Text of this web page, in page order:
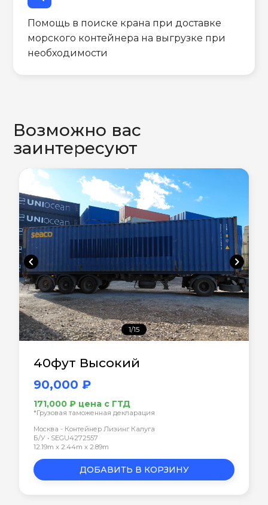
Помощь в поиске крана при доставке
морского контейнера на выгрузке при
необходимости
Возможно вас
заинтересуют
chevron_left chevron_right
1/15
40фут Высокий
90,000 ₽
171,000 ₽ цена с ГТД
*Грузовая таможенная декларация
Москва - Контейнер Лизинг Калуга
Б/У • SEGU4272557
12.19m x 2.44m x 2.89m
ДОБАВИТЬ В КОРЗИНУ